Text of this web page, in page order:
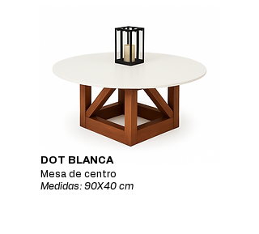
DOT BLANCA
Mesa de centro
Medidas: 90X40 cm